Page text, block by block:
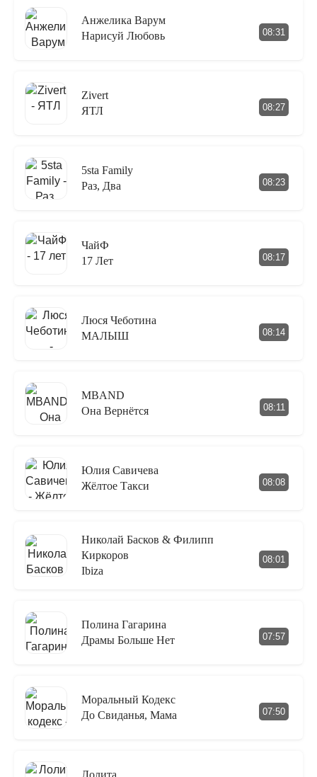
Анжелика Варум
Нарисуй Любовь
08:31
Zivert
ЯТЛ
08:27
5sta Family
Раз, Два
08:23
ЧайФ
17 Лет
08:17
Люся Чеботина
МАЛЫШ
08:14
MBAND
Она Вернётся
08:11
Юлия Савичева
Жёлтое Такси
08:08
Николай Басков & Филипп
Киркоров
Ibiza
08:01
Полина Гагарина
Драмы Больше Нет
07:57
Моральный Кодекс
До Свиданья, Мама
07:50